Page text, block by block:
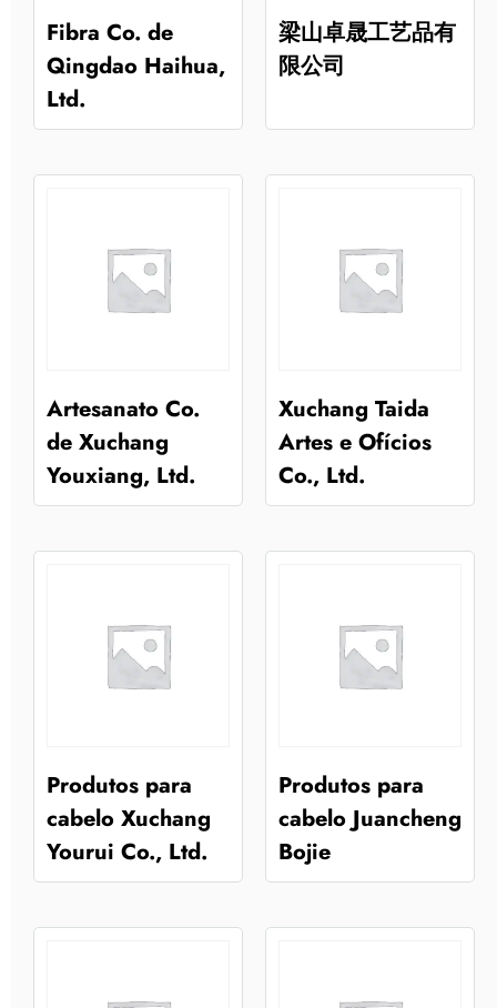
Fibra Co. de
Qingdao Haihua,
Ltd.
梁山卓晟工艺品有
限公司
Artesanato Co.
de Xuchang
Youxiang, Ltd.
Xuchang Taida
Artes e Ofícios
Co., Ltd.
Produtos para
cabelo Xuchang
Yourui Co., Ltd.
Produtos para
cabelo Juancheng
Bojie